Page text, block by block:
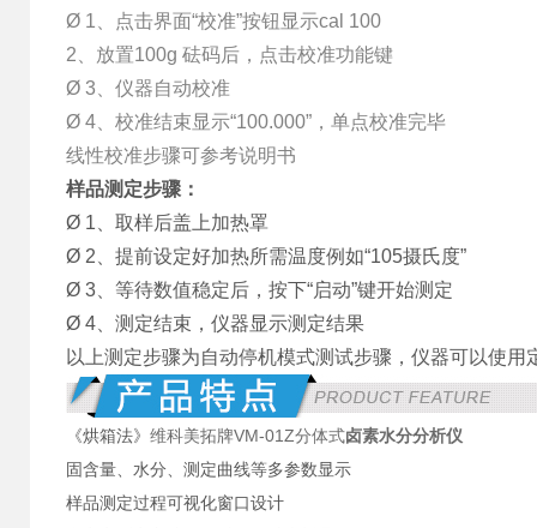
Ø 1、
点击界面“校准”按钮显示cal 100
2、放置100g 砝码后，点击校准功能键
Ø 3、仪器自动校准
Ø 4、校准结束显示“100.000”，单点校准完毕
线性校准步骤可参考说明书
样品测定步骤：
Ø 1、取样后盖上加热罩
Ø 2、提前设定好加热所需温度例如“105摄氏度”
Ø 3、等待数值稳定后，按下“启动”键开始测定
Ø 4、测定结束，仪器显示测定结果
以上测定步骤为自动停机模式测试步骤，仪器可以使
《烘箱法》 维科美拓牌VM-01Z分体式卤素水分分析仪
固含量、水分、测定曲线等多参数显示
样品测定过程可视化窗口设计